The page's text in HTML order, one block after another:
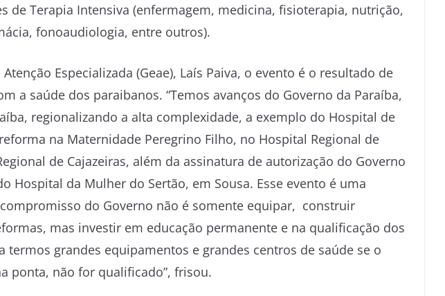
de Terapia Intensiva (enfermagem, medicina, fisioterapia, nutrição,
fonoaudiologia, entre outros).
Especializada (Geae), Laís Paiva, o evento é o resultado de
a saúde dos paraibanos. “Temos avanços do Governo da Paraíba,
regionalizando a alta complexidade, a exemplo do Hospital de
na Maternidade Peregrino Filho, no Hospital Regional de
de Cajazeiras, além da assinatura de autorização do Governo
Hospital da Mulher do Sertão, em Sousa. Esse evento é uma
do Governo não é somente equipar, construir
mas investir em educação permanente e na qualificação dos
termos grandes equipamentos e grandes centros de saúde se o
ponta, não for qualificado”, frisou.